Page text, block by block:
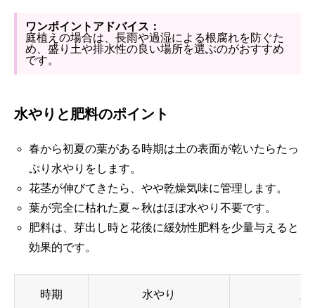
ワンポイントアドバイス：
庭植えの場合は、長雨や過湿による根腐れを防ぐた
め、盛り土や排水性の良い場所を選ぶのがおすすめ
です。
水やりと肥料のポイント
春から初夏の葉がある時期は土の表面が乾いたらたっ
ぷり水やりをします。
花茎が伸びてきたら、やや乾燥気味に管理します。
葉が完全に枯れた夏～秋はほぼ水やり不要です。
肥料は、芽出し時と花後に緩効性肥料を少量与えると
効果的です。
時期 水やり